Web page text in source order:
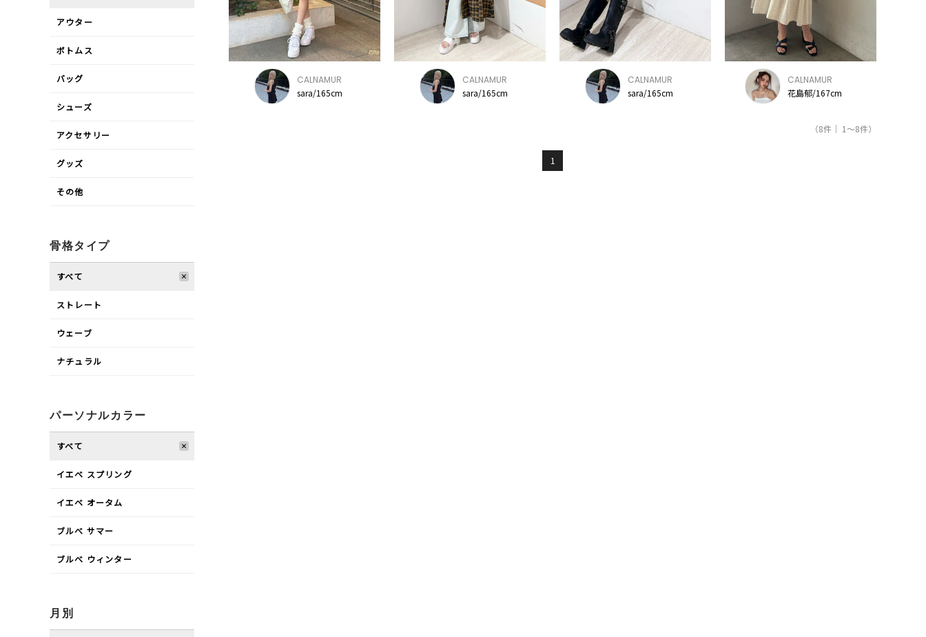
CALNAMUR
sara/165cm
CALNAMUR
sara/165cm
CALNAMUR
sara/165cm
CALNAMUR
花島郁/167cm
（8件｜ 1～8件）
1
アウター
ボトムス
バッグ
シューズ
アクセサリー
グッズ
その他
骨格タイプ
すべて
ストレート
ウェーブ
ナチュラル
パーソナルカラー
すべて
イエベ スプリング
イエベ オータム
ブルべ サマー
ブルべ ウィンター
月別